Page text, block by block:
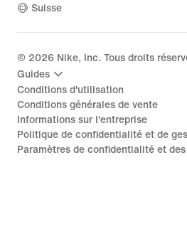
Suisse
© 2026 Nike, Inc. Tous droits
Guides
Conditions d'utilisation
Conditions générales de vente
Informations sur l'entreprise
Politique de confidentialité et de
Paramètres de confidentialité et